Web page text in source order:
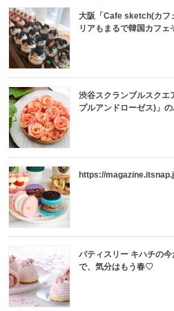
大阪「Cafe sketch(カフ
リアもまるで韓国カフ
渋谷スクランブルスク
プルアンドローゼス)」
https://
パティスリー キハチの今
で、気分はもう春♡